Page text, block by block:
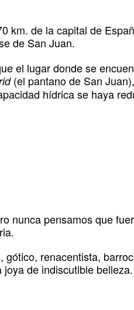
km. de la capital de
de San Juan.
el lugar donde se
(el pantano de San
hídrica se haya
nunca pensamos que
renacentista,
de indiscutible belleza.